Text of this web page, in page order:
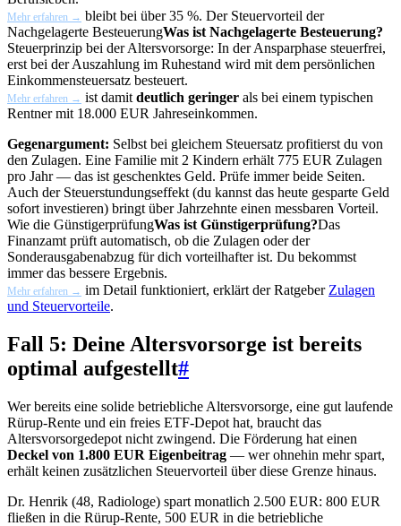
Mehr erfahren → bleibt bei über 35 %. Der Steuervorteil der
Nachgelagerte BesteuerungWas ist Nachgelagerte Besteuerung?
Steuerprinzip bei der Altersvorsorge: In der Ansparphase steuerfrei,
erst bei der Auszahlung im Ruhestand wird mit dem persönlichen
Einkommensteuersatz besteuert.
Mehr erfahren → ist damit deutlich geringer als bei einem typischen
Rentner mit 18.000 EUR Jahreseinkommen.
Gegenargument: Selbst bei gleichem Steuersatz profitierst du von
den Zulagen. Eine Familie mit 2 Kindern erhält 775 EUR Zulagen
pro Jahr — das ist geschenktes Geld. Prüfe immer beide Seiten.
Auch der Steuerstundungseffekt (du kannst das heute gesparte Geld
sofort investieren) bringt über Jahrzehnte einen messbaren Vorteil.
Wie die GünstigerprüfungWas ist Günstigerprüfung?Das
Finanzamt prüft automatisch, ob die Zulagen oder der
Sonderausgabenabzug für dich vorteilhafter ist. Du bekommst
immer das bessere Ergebnis.
Mehr erfahren → im Detail funktioniert, erklärt der Ratgeber Zulagen
und Steuervorteile.
Fall 5: Deine Altersvorsorge ist bereits
optimal aufgestellt#
Wer bereits eine solide betriebliche Altersvorsorge, eine gut laufende
Rürup-Rente und ein freies ETF-Depot hat, braucht das
Altersvorsorgedepot nicht zwingend. Die Förderung hat einen
Deckel von 1.800 EUR Eigenbeitrag — wer ohnehin mehr spart,
erhält keinen zusätzlichen Steuervorteil über diese Grenze hinaus.
Dr. Henrik (48, Radiologe) spart monatlich 2.500 EUR: 800 EUR
fließen in die Rürup-Rente, 500 EUR in die betriebliche